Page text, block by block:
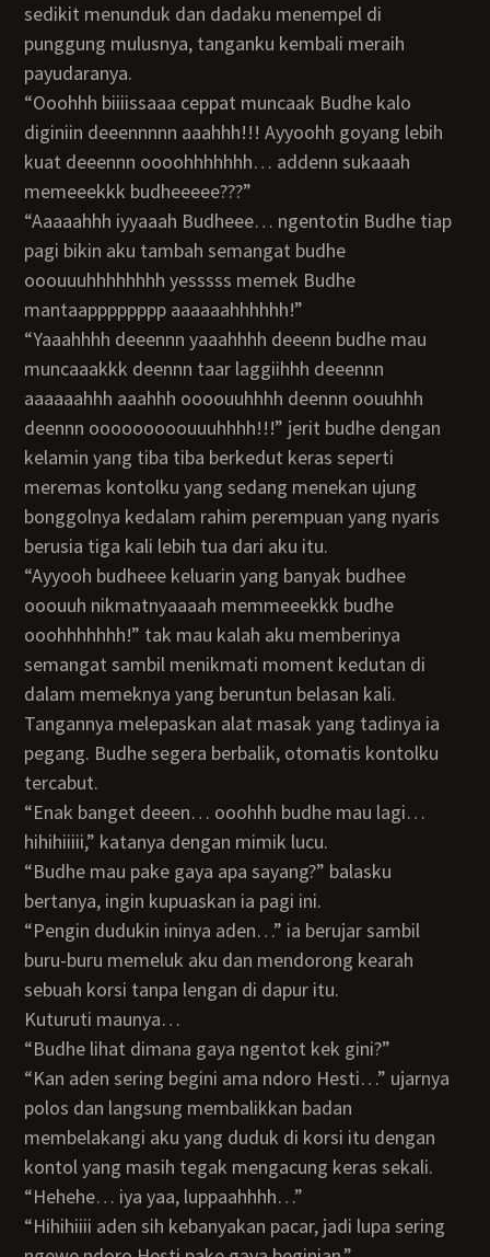
sedikit menunduk dan dadaku menempel di
punggung mulusnya, tanganku kembali meraih
payudaranya.
“Ooohhh biiiissaaa ceppat muncaak Budhe kalo
diginiin deeennnnn aaahhh!!! Ayyoohh goyang lebih
kuat deeennn oooohhhhhhh… addenn sukaaah
memeeekkk budheeeee???”
“Aaaaahhh iyyaaah Budheee… ngentotin Budhe tiap
pagi bikin aku tambah semangat budhe
ooouuuhhhhhhhh yesssss memek Budhe
mantaapppppppp aaaaaahhhhhh!”
“Yaaahhhh deeennn yaaahhhh deeenn budhe mau
muncaaakkk deennn taar laggiihhh deeennn
aaaaaahhh aaahhh oooouuhhhh deennn oouuhhh
deennn ooooooooouuuhhhh!!!” jerit budhe dengan
kelamin yang tiba tiba berkedut keras seperti
meremas kontolku yang sedang menekan ujung
bonggolnya kedalam rahim perempuan yang nyaris
berusia tiga kali lebih tua dari aku itu.
“Ayyooh budheee keluarin yang banyak budhee
ooouuh nikmatnyaaaah memmeeekkk budhe
ooohhhhhhh!” tak mau kalah aku memberinya
semangat sambil menikmati moment kedutan di
dalam memeknya yang beruntun belasan kali.
Tangannya melepaskan alat masak yang tadinya ia
pegang. Budhe segera berbalik, otomatis kontolku
tercabut.
“Enak banget deeen… ooohhh budhe mau lagi…
hihihiiiii,” katanya dengan mimik lucu.
“Budhe mau pake gaya apa sayang?” balasku
bertanya, ingin kupuaskan ia pagi ini.
“Pengin dudukin ininya aden…” ia berujar sambil
buru-buru memeluk aku dan mendorong kearah
sebuah korsi tanpa lengan di dapur itu.
Kuturuti maunya…
“Budhe lihat dimana gaya ngentot kek gini?”
“Kan aden sering begini ama ndoro Hesti…” ujarnya
polos dan langsung membalikkan badan
membelakangi aku yang duduk di korsi itu dengan
kontol yang masih tegak mengacung keras sekali.
“Hehehe… iya yaa, luppaahhhh…”
“Hihihiiii aden sih kebanyakan pacar, jadi lupa sering